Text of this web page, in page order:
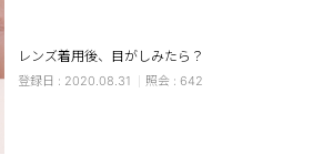
チョコ
レンズ着用後、目がしみたら？
2020.08.31 642